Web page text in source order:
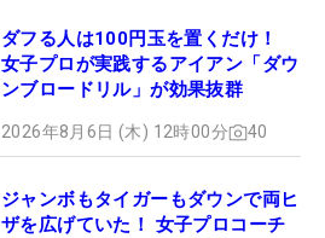
ダフる人は100円玉を置くだけ！
女子プロが実践するアイアン「ダウ
ンブロードリル」が効果抜群
2026年8月6日 (木) 12時00分 40
ジャンボもタイガーもダウンで両ヒ
ザを広げていた！ 女子プロコーチ